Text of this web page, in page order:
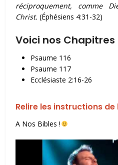
réciproquement, comme
Christ. (Éphésiens 4:31-32)
Voici nos Chapitres
Psaume 116
Psaume 117
Ecclésiaste 2:16-26
Relire les instructions de
A Nos Bibles !